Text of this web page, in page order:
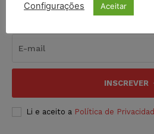
Inscreva-se
INSCREVER
Li e aceito a Política de
Configurações Aceitar